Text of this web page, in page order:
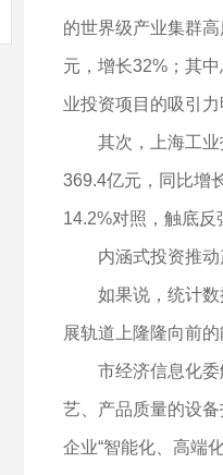
的世界级产业集群
元，增长32%；其
业投资项目的吸引力
其次，上海工业投
369.4亿元，同比增
14.2%对照，触底反
内涵式投资推动
如果说，统计数据
展轨道上隆隆向前的
市经济信息化委解
艺、产品质量的设
企业“智能化、高端